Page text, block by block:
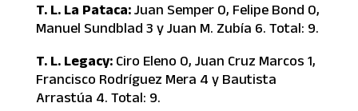
T. L. La Pataca: Juan Semper 0, Felipe Bond 0,
Manuel Sundblad 3 y Juan M. Zubía 6. Total: 9.
T. L. Legacy: Ciro Eleno 0, Juan Cruz Marcos 1,
Francisco Rodríguez Mera 4 y Bautista
Arrastúa 4. Total: 9.